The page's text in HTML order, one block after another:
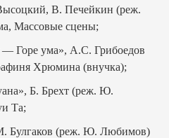
В. Печейкин (реж.
Массовые сцены;
Горе ума», А.С. Грибоедов
Хрюмина (внучка);
Б. Брехт (реж. Ю.
Та;
Булгаков (реж. Ю. Любимов)